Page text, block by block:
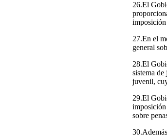
26.El
imposición
27.En el
general
28.El
sistema
juvenil,
29.El
imposición
sobre